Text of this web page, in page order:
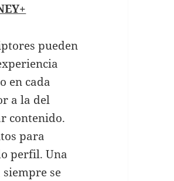
pueden
en cada
a la del
contenido.
para
perfil. Una
se